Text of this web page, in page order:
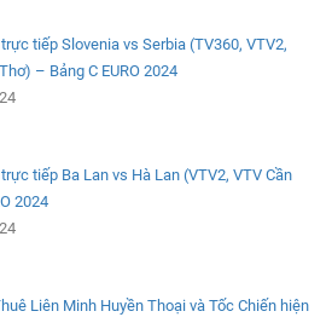
tiếp Slovenia vs Serbia (TV360, VTV2,
– Bảng C EURO 2024
tiếp Ba Lan vs Hà Lan (VTV2, VTV Cần
2024
Liên Minh Huyền Thoại và Tốc Chiến hiện